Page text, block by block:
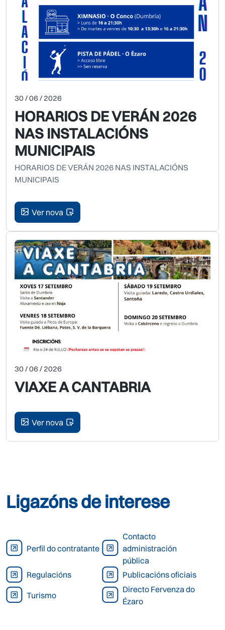
30 / 06 / 2026
HORARIOS DE VERÁN 2026
NAS INSTALACIÓNS
MUNICIPAIS
HORARIOS DE VERÁN 2026 NAS INSTALACIÓNS
MUNICIPAIS
Ver nova
30 / 06 / 2026
VIAXE A CANTABRIA
Ver nova
Ligazóns de interese
Perfil do contratante
Contacto
administración
pública
Regulacións
Publicacións oficiais
Turismo
Directo Fervenza do
Ézaro